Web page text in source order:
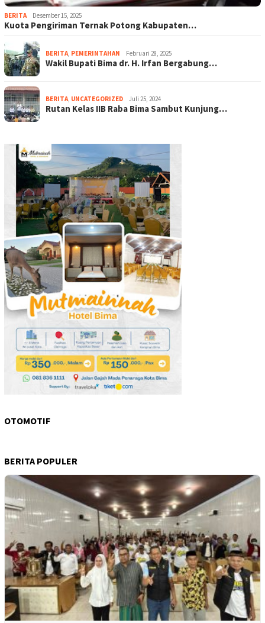
BERITA Desember 15, 2025
Kuota Pengiriman Ternak Potong Kabupaten…
BERITA, PEMERINTAHAN Februari 28, 2025
Wakil Bupati Bima dr. H. Irfan Bergabung…
BERITA, UNCATEGORIZED Juli 25, 2024
Rutan Kelas IIB Raba Bima Sambut Kunjung…
OTOMOTIF
BERITA POPULER